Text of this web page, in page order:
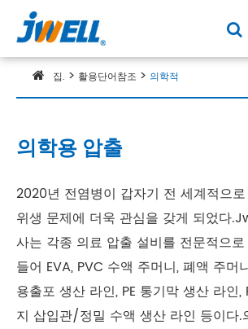
집. 활용단어참조 의학적
의학용 압출
2020년 전염병이 갑자기 전 세계적으
위생 문제에 더욱 관심을 갖게 되었다
사는 각종 의료 압출 설비를 전문적으
들어 EVA, PVC 수액 주머니, 폐액 주머
용출포 생산 라인, PE 통기막 생산 라인,
지 삽입관/정밀 수액 생산 라인 등이다.